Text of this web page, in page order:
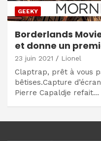
GEEKY
Borderlands
et donne un
23 juin 2021 Lionel
Claptrap, prêt à vous
bêtises.Capture
Pierre Capaldje refait…